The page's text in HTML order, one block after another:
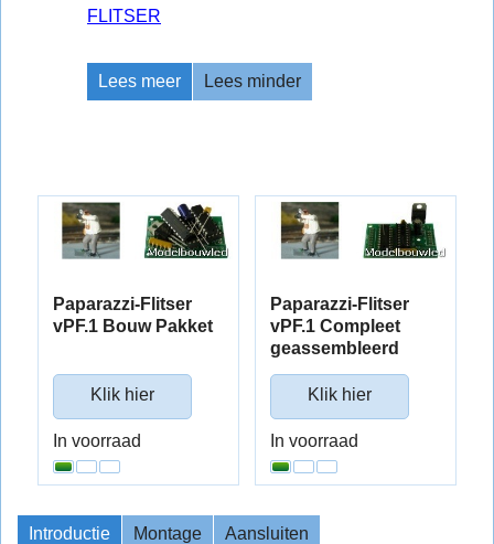
FLITSER
Lees meer Lees minder
Paparazzi-Flitser
vPF.1 Bouw Pakket
Klik hier
In voorraad
Paparazzi-Flitser
vPF.1 Compleet
geassembleerd
Klik hier
In voorraad
Introductie Montage Aansluiten